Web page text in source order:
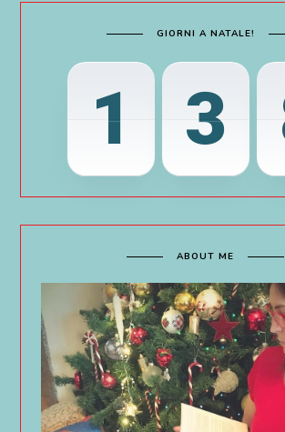
GIORNI A NATALE!
1 3
ABOUT ME